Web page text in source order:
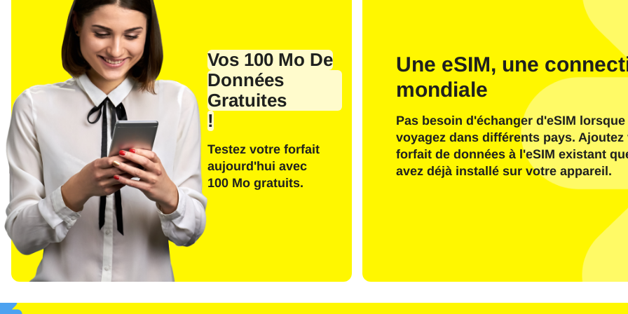
Vos 100 Mo De
Données
Gratuites
!
Testez votre forfait
aujourd'hui avec
100 Mo gratuits.
Une eSIM, une
mondiale
Pas besoin d'échanger d'eSIM
voyagez dans différents pays. Ajoutez
forfait de données à l'eSIM existant
avez déjà installé sur votre appareil.
Sélectionner la langue :
J’ai un compte
Se connecter à l’aide de l’adresse e-
E-mail